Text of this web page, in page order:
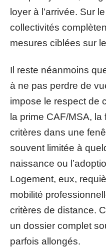
loyer à l’arrivée. Sur
collectivités
mesures ciblées sur
Il reste néanmoins
à ne pas perdre de
impose le respect de
la prime CAF/MSA, la
critères dans une
souvent limitée à
naissance ou
Logement, eux,
mobilité
critères de distance.
un dossier complet
parfois allongés.